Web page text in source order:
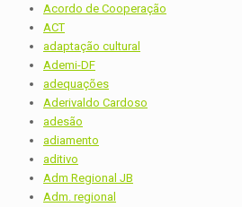
Acordo de Cooperação
ACT
adaptação cultural
Ademi-DF
adequações
Aderivaldo Cardoso
adesão
adiamento
aditivo
Adm Regional JB
Adm. regional